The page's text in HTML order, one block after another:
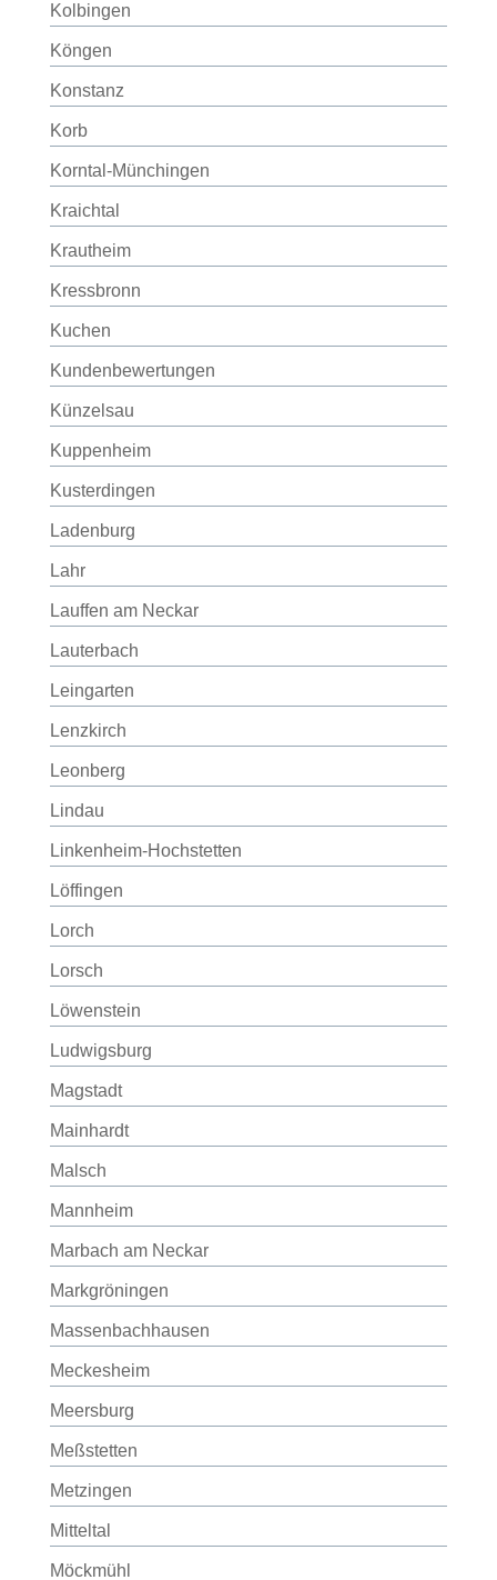
Kolbingen
Köngen
Konstanz
Korb
Korntal-Münchingen
Kraichtal
Krautheim
Kressbronn
Kuchen
Kundenbewertungen
Künzelsau
Kuppenheim
Kusterdingen
Ladenburg
Lahr
Lauffen am Neckar
Lauterbach
Leingarten
Lenzkirch
Leonberg
Lindau
Linkenheim-Hochstetten
Löffingen
Lorch
Lorsch
Löwenstein
Ludwigsburg
Magstadt
Mainhardt
Malsch
Mannheim
Marbach am Neckar
Markgröningen
Massenbachhausen
Meckesheim
Meersburg
Meßstetten
Metzingen
Mitteltal
Möckmühl